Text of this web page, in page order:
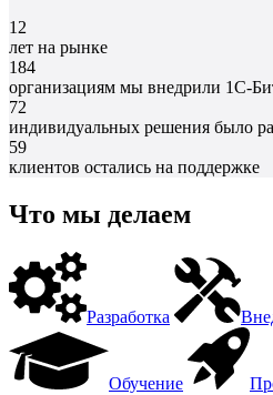
12
лет на рынке
184
организациям мы внедрили 1С-
72
индивидуальных решения было
59
клиентов остались на поддержке
Что мы делаем
Разработка
Обучение